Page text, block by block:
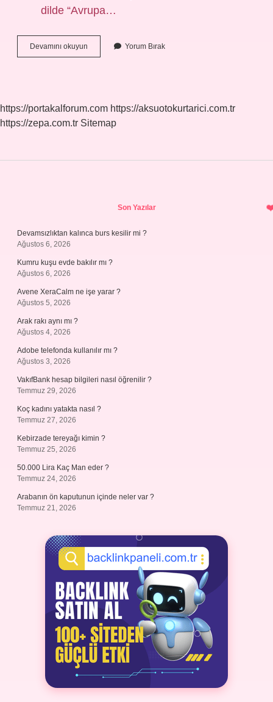
dilde “Avrupa…
Devamını okuyun Finlandiya
En
Yorum Bırak
https://portakalforum.com https://aksuotokurtarici.com.tr
https://zepa.com.tr Sitemap
Son Yazılar
Devamsızlıktan kalınca burs kesilir mi ?
Ağustos 6, 2026
Kumru kuşu evde bakılır mı ?
Ağustos 6, 2026
Avene XeraCalm ne işe yarar ?
Ağustos 5, 2026
Arak rakı aynı mı ?
Ağustos 4, 2026
Adobe telefonda kullanılır mı ?
Ağustos 3, 2026
VakıfBank hesap bilgileri nasıl öğrenilir ?
Temmuz 29, 2026
Koç kadını yatakta nasıl ?
Temmuz 27, 2026
Kebirzade tereyağı kimin ?
Temmuz 25, 2026
50.000 Lira Kaç Man eder ?
Temmuz 24, 2026
Arabanın ön kaputunun içinde neler var ?
Temmuz 21, 2026